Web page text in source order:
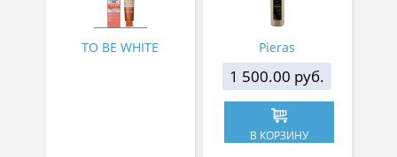
TO BE WHITE Pieras
1 500.00 руб.
В КОРЗИНУ